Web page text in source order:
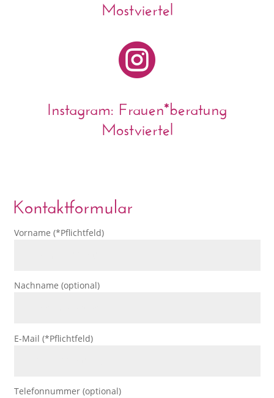
Mostviertel

Instagram: Frauen*beratung
Mostviertel
Kontaktformular
Vorname (*Pflichtfeld)
Nachname (optional)
E-Mail (*Pflichtfeld)
Telefonnummer (optional)